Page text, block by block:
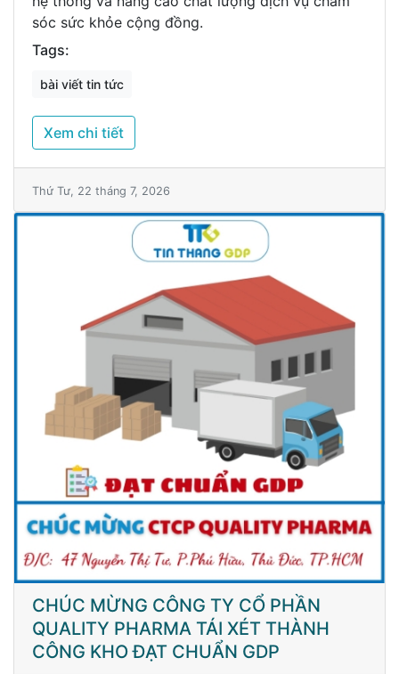
sóc sức khỏe cộng đồng.
Tags:
bài viết tin tức
Xem chi tiết
Thứ Tư, 22 tháng 7, 2026
CHÚC MỪNG CÔNG TY CỔ PHẦN
QUALITY PHARMA TÁI XÉT THÀNH
CÔNG KHO ĐẠT CHUẨN GDP